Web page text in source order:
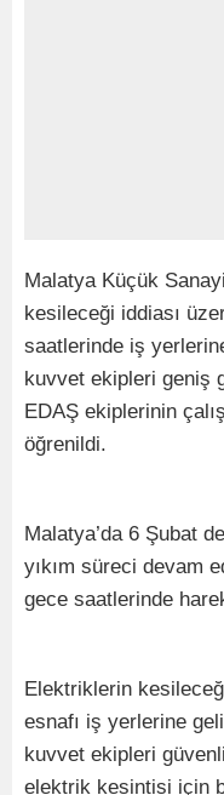
Malatya Küçük
kesileceği iddiası
saatlerinde iş
kuvvet ekipleri geniş
EDAŞ ekiplerinin
öğrenildi.
Malatya’da 6 Şubat
yıkım süreci devam
gece saatlerinde
Elektriklerin
esnafı iş yerlerine
kuvvet ekipleri
elektrik kesintisi için